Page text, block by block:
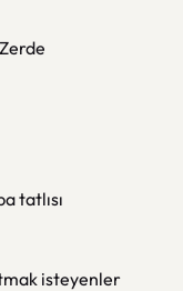
isteyenler